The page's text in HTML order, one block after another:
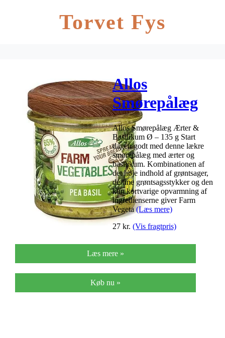
Torvet Fys
Allos
Smørepålæg
Ærter &
Basilikum Ø –
135 g
Allos Smørepålæg Ærter &
Basilikum Ø – 135 g Start
dagen godt med denne lækre
smørepålæg med ærter og
basilikum. Kombinationen af
det høje indhold af grøntsager,
de fine grøntsagsstykker og den
kun kortvarige opvarmning af
ingredienserne giver Farm
Vegeta(Læs mere)
27 kr. (Vis fragtpris)
Læs mere »
Køb nu »